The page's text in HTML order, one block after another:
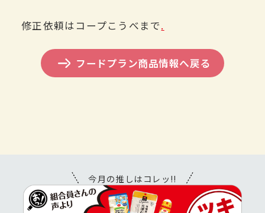
修正依頼はコープこうべまで.
フードプラン商品情報へ戻る
今月の推しはコレッ!!